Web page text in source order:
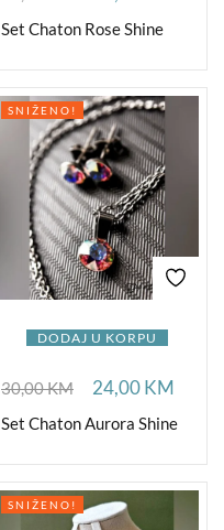
Set Chaton Rose Shine
DODAJ U KORPU
SNIŽENO!
30,00KM 24,00KM
Set Chaton Aurora Shine
SNIŽENO!